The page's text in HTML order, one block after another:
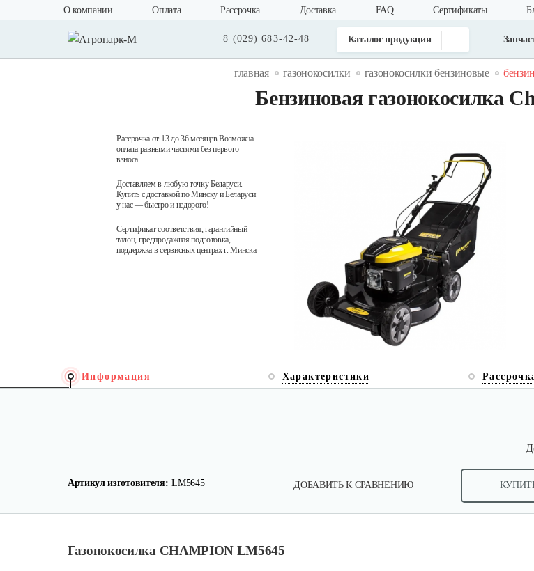
О компании Оплата Рассрочка Доставка FAQ Cертификаты
8 (029) 683-42-48 Каталог продукции
главная газонокосилки газонокосилки бензиновые
Бензиновая газонокосилка
Рассрочка от 13 до 36 месяцев Возможна
оплата равными частями без первого
взноса
Доставляем в любую точку Беларуси.
Купить с доставкой по Минску и Беларуси
у нас — быстро и недорого!
Сертификат соответствия, гарантийный
талон, предпродажная подготовка,
поддержка в сервисных центрах г. Минска
Информация Характеристики
Артикул изготовителя: LM5645 ДОБАВИТЬ К СРАВНЕНИЮ
Газонокосилка CHAMPION LM5645